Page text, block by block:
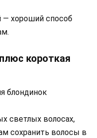
— хороший способ
короткая
светлых волосах,
сохранить волосы в